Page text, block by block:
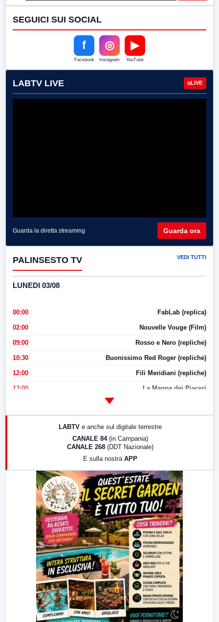
SEGUICI SUI SOCIAL
f
Facebook
◎
Instagram
▶
YouTube
LABTV LIVE LIVE
Guarda la diretta streaming Guarda ora
PALINSESTO TV VEDI TUTTI
LUNEDI 03/08
00:00 FabLab (replica)
02:00 Nouvelle Vouge (Film)
09:00 Rosso e Nero (repliche)
10:30 Buonissimo Red Roger (repliche)
12:00 Fili Meridiani (repliche)
13:00 La Mappa dei Piaceri
LabNews (replica)
LABTV e anche sul digitale terrestre
CANALE 84 (in Campania)
CANALE 268 (DDT Nazionale)
E sulla nostra APP